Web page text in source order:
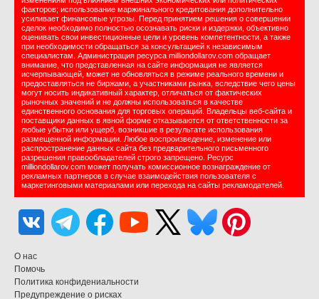
факторов; использование маржинального кредитования дополнительно
усиливает финансовые угрозы. Перед принятием решения о совершении
сделок необходимо полностью осознавать риски и издержки, объективно
оценивать свои инвестиционные цели и уровень компетентности, а также
при необходимости обращаться за консультацией к независимым
специалистам. Администрация ресурса milliondollarov.com обращает
внимание, что представленная на сайте информация не является
исчерпывающей, может не обновляться в режиме реального времени и
предоставляться не биржами, а участниками рынка, вследствие чего цены
могут носить индикативный характер, отличаться от фактических
рыночных значений и не должны использоваться в качестве
единственного основания для торговых операций. Владельцы веб-сайта и
поставщики данных в явной форме отказываются от ответственности за
любые убытки или ущерб, возникшие в результате использования
размещенной информации. Любое воспроизведение, изменение или
распространение данных сайта без предварительного письменного
разрешения правообладателей строго запрещено. Ресурс
milliondollarov.com может получать комиссионное вознаграждение от
рекламных партнеров в случае взаимодействия пользователя с
маркетинговыми материалами или перехода на сайты рекламодателей.
О нас
Помочь
Политика конфидениальности
Предупреждение о рисках